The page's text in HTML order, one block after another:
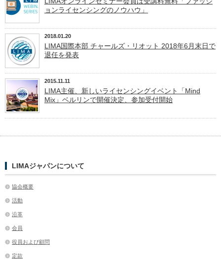
ョンライセンシングのノウハウ」
2018.01.20
LIMA国際本部 チャールズ・リオット 2018年6月末日で
退任を発表
2015.11.11
LIMA主催、新しいライセンシングイベント「Mind
Mix」ベルリンで開催決定、参加受付開始
LIMAジャパンについて
協会概要
活動
沿革
会員
役員および顧問
定款